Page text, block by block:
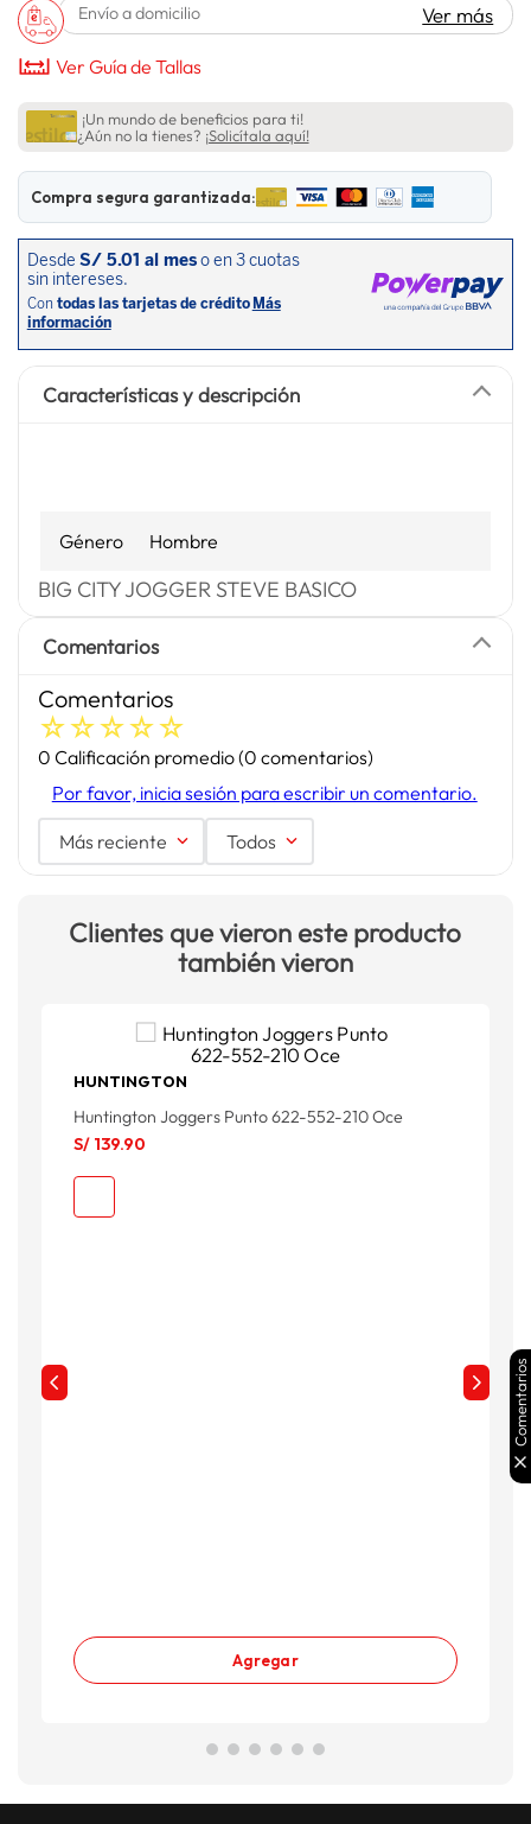
Envío a domicilio Ver más
Ver Guía de Tallas
¡Un mundo de beneficios para ti!
¿Aún no la tienes? ¡Solicítala aquí!
Compra segura garantizada:
Características y descripción
Género Hombre
BIG CITY JOGGER STEVE BASICO
Comentarios
Comentarios
☆☆☆☆☆
0 Calificación promedio(0 comentarios)
Por favor, inicia sesión para escribir un comentario.
Más reciente Todos
Clientes que vieron este producto
también vieron
HUNTINGTON
Huntington Joggers Punto 622-552-210 Oce
S/ 139.90
Agregar
Comentarios